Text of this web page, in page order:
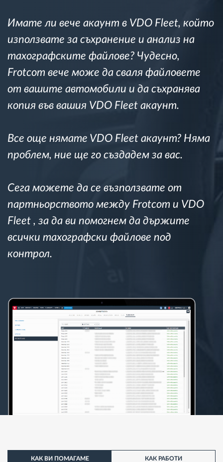
Управление на горивото
Планиране на маршрути и мониторинг
Автоматична идентификация на шофьора
Разберете за всички функционалности
Как отговаряме на нуждите на всяка
Калкулатор за спестявания
Имате ли вече акаунт в VDO Fleet, който
използвате за съхранение и анализ на
тахографските файлове? Чудесно,
Frotcom вече може да сваля файловете
от вашите автомобили и да съхранява
копия във вашия VDO Fleet акаунт.
Все още няматe VDO Fleet акаунт? Няма
проблем, ние ще го създадем за вас.
Сега можете да се възползвате от
партньорството между Frotcom и VDO
Fleet , за да ви помогнем да държите
всички тахографски файлове под
контрол.
КАК ВИ ПОМАГАМЕ КАК РАБОТИ